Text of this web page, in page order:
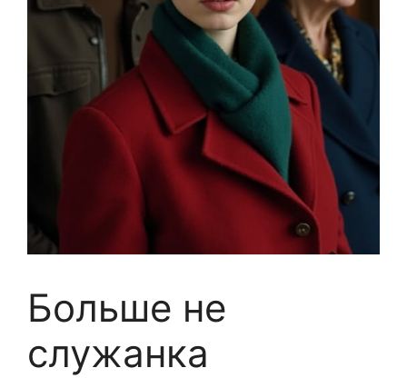
Больше не
служанка